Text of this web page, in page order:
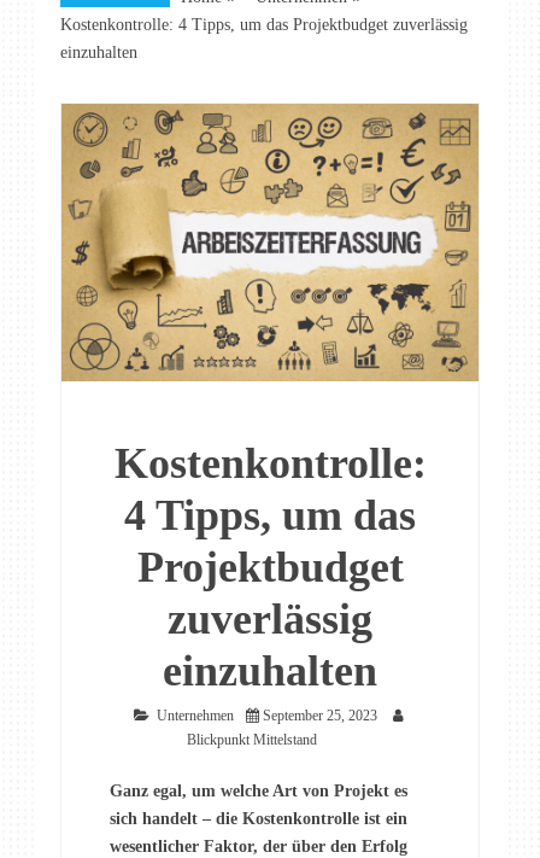
Kostenkontrolle: 4 Tipps, um das Projektbudget zuverlässig
einzuhalten
Kostenkontrolle:
4 Tipps, um das
Projektbudget
zuverlässig
einzuhalten
Unternehmen
September 25, 2023
Blickpunkt Mittelstand
Ganz egal, um welche Art von Projekt es
sich handelt – die Kostenkontrolle ist ein
wesentlicher Faktor, der über den Erfolg